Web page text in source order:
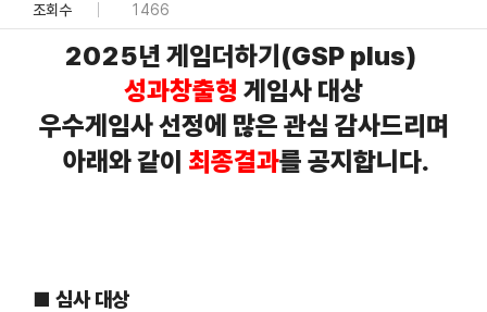
조회수
1466
2025년 게임더하기 (GSP plus)
성과창출형 게임사 대상
우수게임사선정에 많은 관심 감사드리며
아래와 같이 최종결과를 공지합니다.
■ 심사 대상